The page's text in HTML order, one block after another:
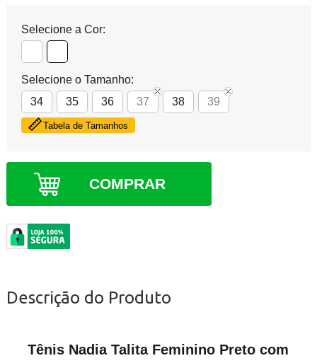
Selecione a Cor:
Selecione o Tamanho:
34
35 36 37 38 39
Tabela de Tamanhos
COMPRAR
Descrição do Produto
Tênis Nadia Talita Feminino Preto com